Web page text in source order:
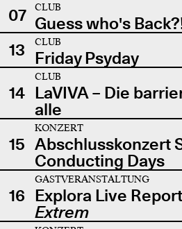
07
CLUB
Guess who's
13
CLUB
Friday Psyday
14
CLUB
LaVIVA – Die
alle
15
KONZERT
Abschlusskonzert
Conducting Days
16
GASTVERANSTALTUNG
Explora Live
Extrem